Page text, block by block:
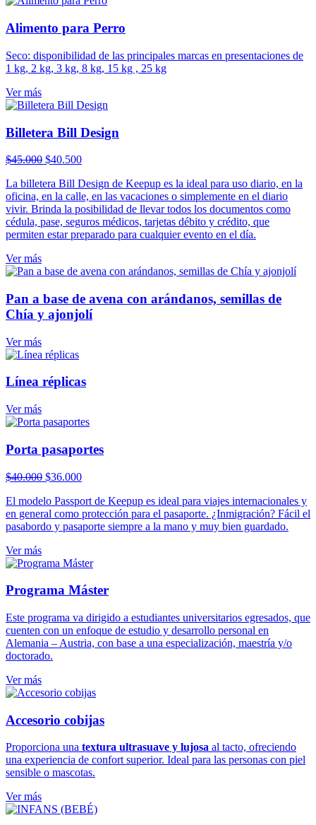
Alimento para Perro
Seco: disponibilidad de las principales marcas en presentaciones de
1 kg, 2 kg, 3 kg, 8 kg, 15 kg , 25 kg
Ver más
Billetera Bill Design
$45.000 El
original
era:
$45.000.
$40.500El
actual
es:
$40.500.
La billetera Bill Design de Keepup es la ideal para uso diario, en la
oficina, en la calle, en las vacaciones o simplemente en el diario
vivir. Brinda la posibilidad de llevar todos los documentos como
cédula, pase, seguros médicos, tarjetas débito y crédito, que
permiten estar preparado para cualquier evento en el día.
Ver más
Pan a base de avena con arándanos, semillas de
Chía y ajonjolí
Ver más
Línea réplicas
Ver más
Porta pasaportes
$40.000 El
original
era:
$40.000.
$36.000El
actual
es:
$36.000.
El modelo Passport de Keepup es ideal para viajes internacionales y
en general como protección para el pasaporte. ¿Inmigración? Fácil el
pasabordo y pasaporte siempre a la mano y muy bien guardado.
Ver más
Programa Máster
Este programa va dirigido a estudiantes universitarios egresados, que
cuenten con un enfoque de estudio y desarrollo personal en
Alemania – Austria, con base a una especialización, maestría y/o
doctorado.
Ver más
Accesorio cobijas
Proporciona una textura ultrasuave y lujosa al tacto, ofreciendo
una experiencia de confort superior. Ideal para las personas con piel
sensible o mascotas.
Ver más